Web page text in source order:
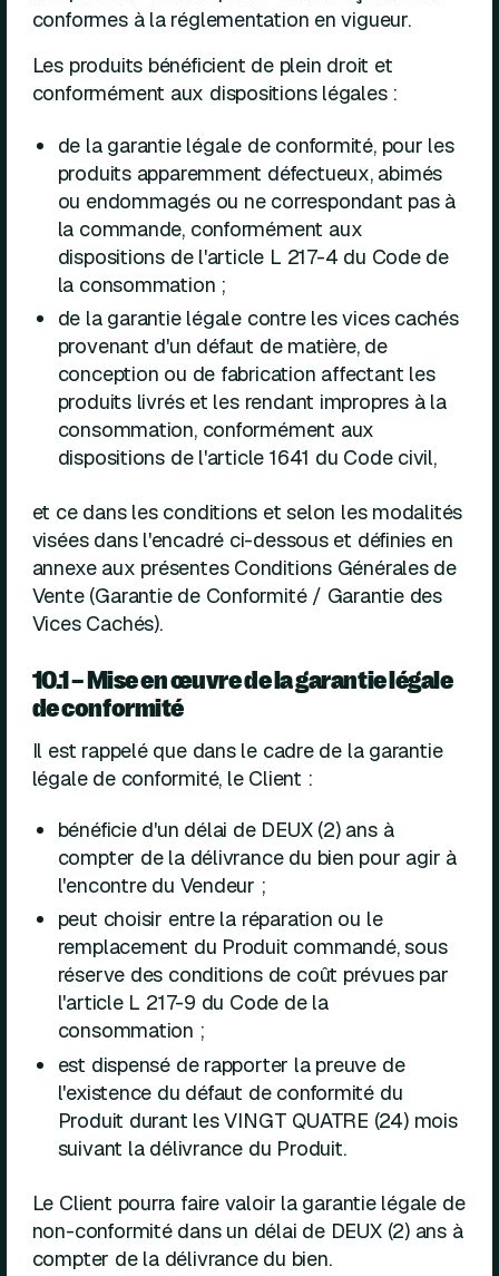
conformes à la réglementation en vigueur.
Les produits bénéficient de plein droit et
conformément aux dispositions légales :
de la garantie légale de conformité, pour les
produits apparemment défectueux, abimés
ou endommagés ou ne correspondant pas à
la commande, conformément aux
dispositions de l'article L 217-4 du Code de
la consommation ;
de la garantie légale contre les vices cachés
provenant d'un défaut de matière, de
conception ou de fabrication affectant les
produits livrés et les rendant impropres à la
consommation, conformément aux
dispositions de l'article 1641 du Code civil,
et ce dans les conditions et selon les modalités
visées dans l'encadré ci-dessous et définies en
annexe aux présentes Conditions Générales de
Vente (Garantie de Conformité / Garantie des
Vices Cachés).
10.1 – Mise en œuvre de la garantie légale
de conformité
Il est rappelé que dans le cadre de la garantie
légale de conformité, le Client :
bénéficie d'un délai de DEUX (2) ans à
compter de la délivrance du bien pour agir à
l'encontre du Vendeur ;
peut choisir entre la réparation ou le
remplacement du Produit commandé, sous
réserve des conditions de coût prévues par
l'article L 217-9 du Code de la
consommation ;
est dispensé de rapporter la preuve de
l'existence du défaut de conformité du
Produit durant les VINGT QUATRE (24) mois
suivant la délivrance du Produit.
Le Client pourra faire valoir la garantie légale de
non-conformité dans un délai de DEUX (2) ans à
compter de la délivrance du bien.